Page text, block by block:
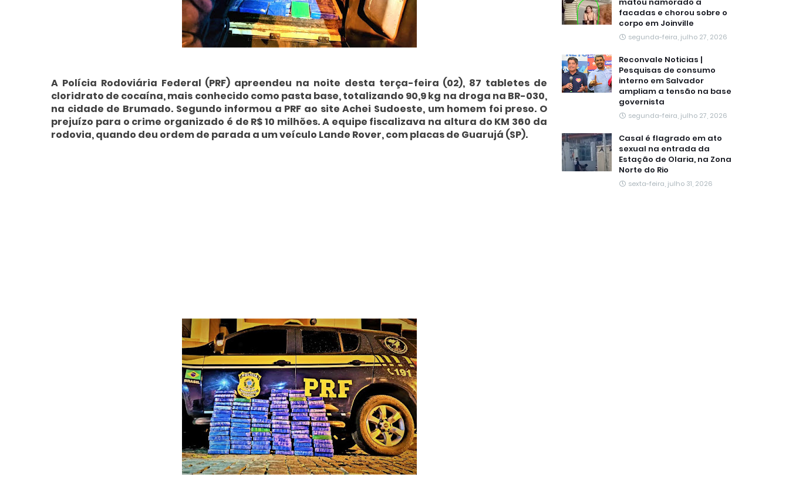
A Polícia Rodoviária Federal (PRF) apreendeu na noite desta terça-feira (02), 87 tabletes de
cloridrato de cocaína, mais conhecido como pasta base, totalizando 90,9 kg na droga na BR-030,
na cidade de Brumado. Segundo informou a PRF ao site Achei Sudoeste, um homem foi preso. O
prejuízo para o crime organizado é de R$ 10 milhões. A equipe fiscalizava na altura do KM 360 da
rodovia, quando deu ordem de parada a um veículo Lande Rover, com placas de Guarujá (SP).
facadas e chorou sobre o
corpo em Joinville
segunda-feira, julho 27, 2026
Reconvale Noticias |
Pesquisas de consumo
interno em Salvador
ampliam a tensão na base
governista
segunda-feira, julho 27, 2026
Casal é flagrado em ato
sexual na entrada da
Estação de Olaria, na Zona
Norte do Rio
sexta-feira, julho 31, 2026